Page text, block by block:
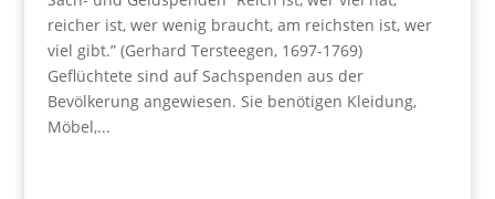
reicher ist, wer wenig braucht, am reichsten ist, wer
viel gibt.” (Gerhard Tersteegen, 1697-1769)
Geflüchtete sind auf Sachspenden aus der
Bevölkerung angewiesen. Sie benötigen Kleidung,
Möbel,...